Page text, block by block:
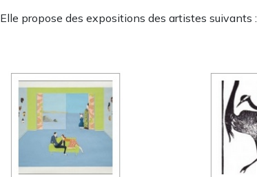
Elle propose des expositions des artistes suivants :